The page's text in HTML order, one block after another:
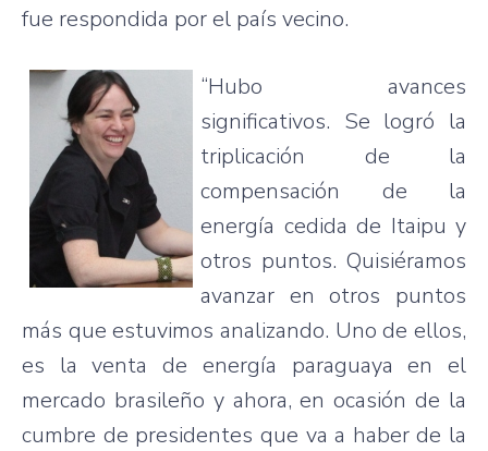
fue respondida por el país vecino.
“Hubo avances
significativos. Se logró la
triplicación de la
compensación de la
energía cedida de Itaipu y
otros puntos. Quisiéramos
avanzar en otros puntos
más que estuvimos analizando. Uno de ellos,
es la venta de energía paraguaya en el
mercado brasileño y ahora, en ocasión de la
cumbre de presidentes que va a haber de la